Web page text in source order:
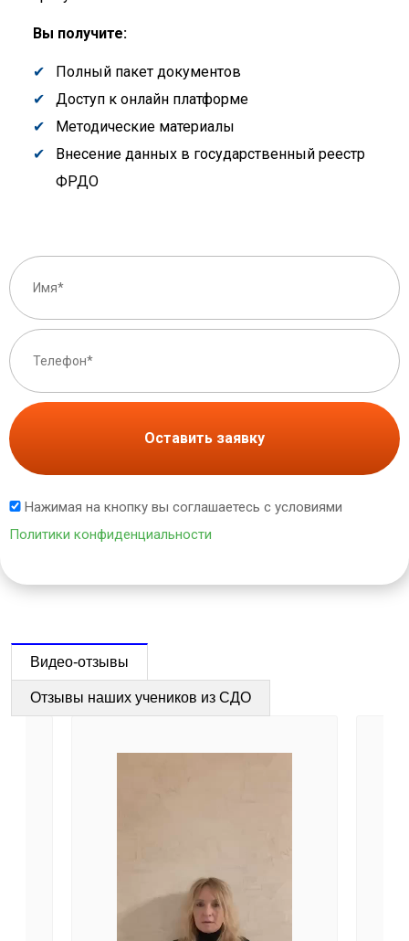
Вы получите:
Полный пакет документов
Доступ к онлайн платформе
Методические материалы
Внесение данных в государственный реестр
ФРДО
Оставить заявку
Нажимая на кнопку вы соглашаетесь с условиями
Политики конфиденциальности
Видео-отзывы
Отзывы наших учеников из СДО